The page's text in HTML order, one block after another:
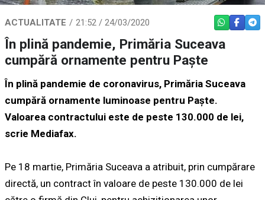
ACTUALITATE 21:52 / 24/03/2020 WHATSAPP
În plină pandemie, Primăria Suceava
cumpără ornamente pentru Paște
În plină pandemie de coronavirus, Primăria Suceava
cumpără ornamente luminoase pentru Paște.
Valoarea contractului este de peste 130.000 de lei,
scrie Mediafax.
Pe 18 martie, Primăria Suceava a atribuit, prin cumpărare
directă, un contract în valoare de peste 130.000 de lei